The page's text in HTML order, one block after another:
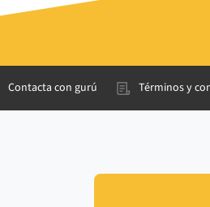
Contacta con gurú Términos y